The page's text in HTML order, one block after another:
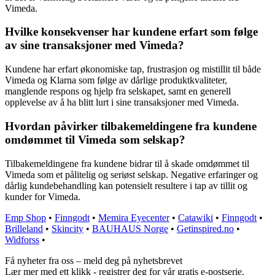
Vimeda.
Hvilke konsekvenser har kundene erfart som følge
av sine transaksjoner med Vimeda?
Kundene har erfart økonomiske tap, frustrasjon og mistillit til både
Vimeda og Klarna som følge av dårlige produktkvaliteter,
manglende respons og hjelp fra selskapet, samt en generell
opplevelse av å ha blitt lurt i sine transaksjoner med Vimeda.
Hvordan påvirker tilbakemeldingene fra kundene
omdømmet til Vimeda som selskap?
Tilbakemeldingene fra kundene bidrar til å skade omdømmet til
Vimeda som et pålitelig og seriøst selskap. Negative erfaringer og
dårlig kundebehandling kan potensielt resultere i tap av tillit og
kunder for Vimeda.
Emp Shop • Finngodt • Memira Eyecenter• Catawiki • Finngodt •
Brilleland • Skincity • BAUHAUS Norge • Getinspired.no •
Widforss •
Få nyheter fra oss – meld deg på nyhetsbrevet
Lær mer med ett klikk - registrer deg for vår gratis e-postserie.